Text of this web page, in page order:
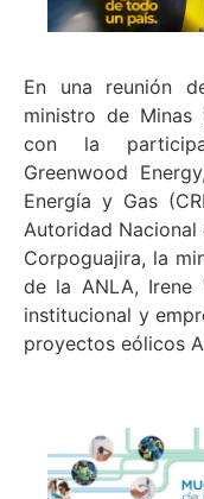
En una reunión
ministro de Minas
con la
Greenwood
Energía y Gas
Autoridad Nacional
Corpoguajira, la
de la ANLA, Irene
institucional y
proyectos eólicos